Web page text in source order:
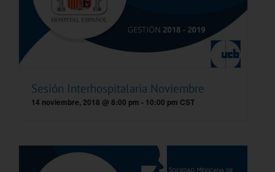
Sesión Interhospitalaria Noviembre
14 noviembre, 2018 @ 8:00 pm - 10:00 pm CST